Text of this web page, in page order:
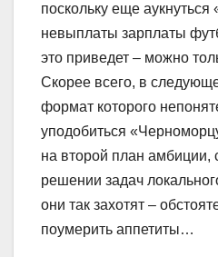
поскольку еще аукнуться
невыплаты зарплаты
это приведет – можно
Скорее всего, в
формат которого
уподобиться
на второй план амбиции,
решении задач
они так захотят –
поумерить аппетиты…